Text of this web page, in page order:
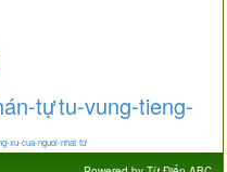
tựtu-vung-tieng-
xu-cua-nguoi-nhat từ